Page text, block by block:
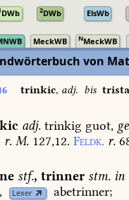
DWb 2DWb ElsWb
MeckWB NMeckWB
von
trinkic, adj. bis
adj. trinkig guot,
r. M. 127,12. Feldk. r.
stf., trinner stm. in
Lexer abetrinner;